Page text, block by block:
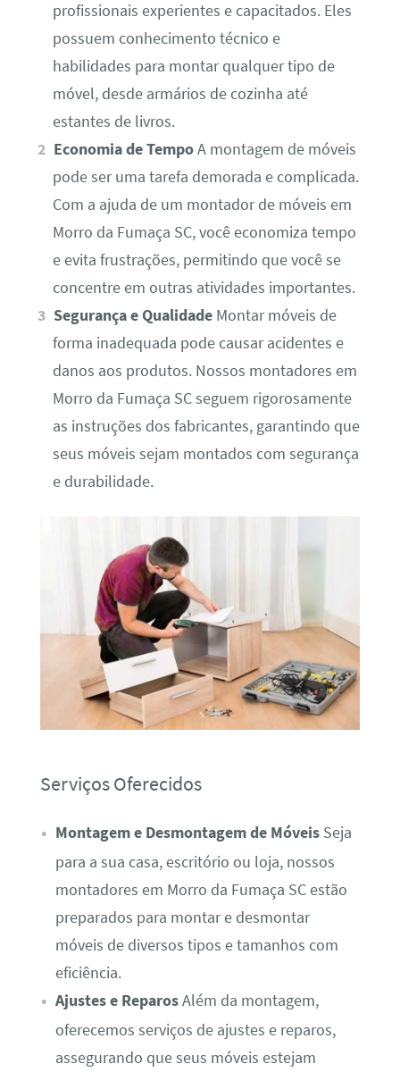
profissionais experientes e capacitados. Eles
possuem conhecimento técnico e
habilidades para montar qualquer tipo de
móvel, desde armários de cozinha até
estantes de livros.
Economia de TempoA montagem de móveis
pode ser uma tarefa demorada e complicada.
Com a ajuda de um montador de móveis em
Morro da Fumaça SC, você economiza tempo
e evita frustrações, permitindo que você se
concentre em outras atividades importantes.
Segurança e Qualidade Montar móveis de
forma inadequada pode causar acidentes e
danos aos produtos. Nossos montadores em
Morro da Fumaça SC seguem rigorosamente
as instruções dos fabricantes, garantindo que
seus móveis sejam montados com segurança
e durabilidade.
Serviços Oferecidos
Montagem e Desmontagem de MóveisSeja
para a sua casa, escritório ou loja, nossos
montadores em Morro da Fumaça SC estão
preparados para montar e desmontar
móveis de diversos tipos e tamanhos com
eficiência.
Ajustes e ReparosAlém da montagem,
oferecemos serviços de ajustes e reparos,
assegurando que seus móveis estejam